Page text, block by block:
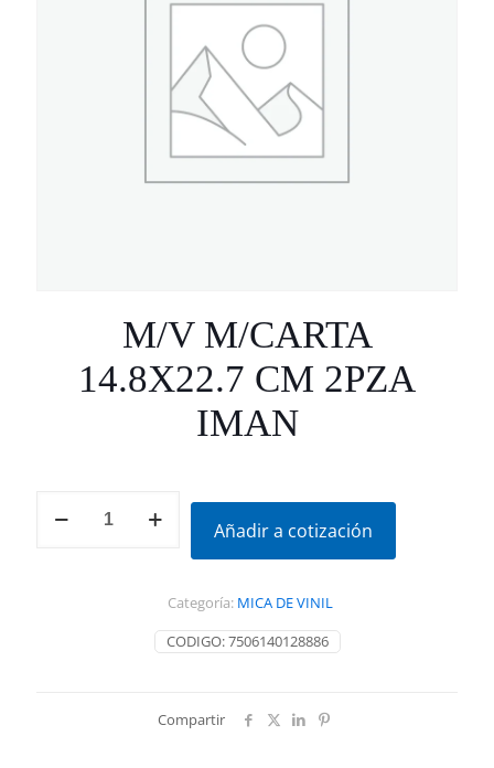
M/V M/CARTA
14.8X22.7 CM 2PZA
IMAN
M/CARTA
Añadir a cotización
CODIGO:7506140128886
Categoría: MICA DE VINIL
Compartir